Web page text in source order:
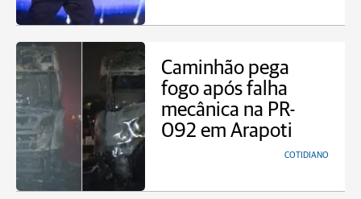
Caminhão pega
fogo após falha
mecânica na PR-
092 em Arapoti
COTIDIANO